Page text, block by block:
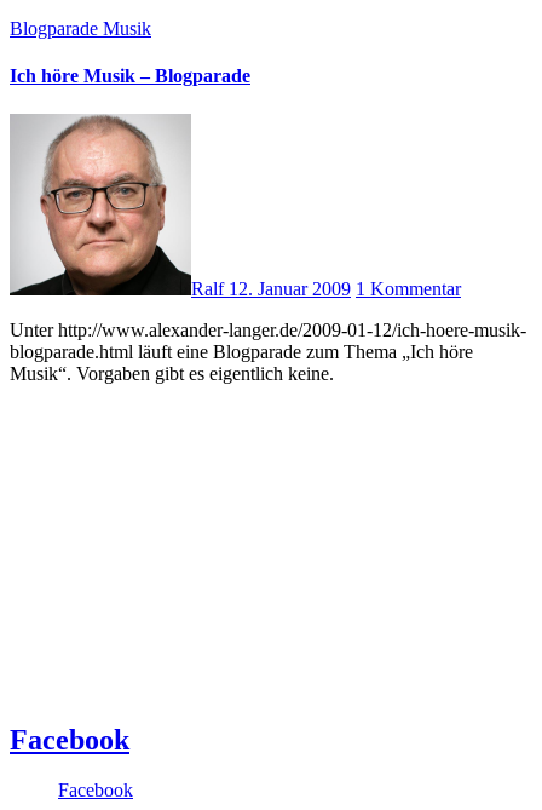
Blogparade Musik
Ich höre Musik – Blogparade
Ralf 12. Januar 2009 1 Kommentar
Unter http://www.alexander-langer.de/2009-01-12/ich-hoere-musik-
blogparade.html läuft eine Blogparade zum Thema „Ich höre
Musik“. Vorgaben gibt es eigentlich keine.
Facebook
Facebook